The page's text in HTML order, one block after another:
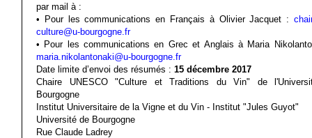
par mail à :
• Pour les communications en Français à Olivier Jacquet :
culture@u-bourgogne.fr
• Pour les communications en Grec et Anglais à Maria
maria.nikolantonaki@u-bourgogne.fr
Date limite d’envoi des résumés : 15 décembre 2017
Chaire UNESCO "Culture et Traditions du Vin" de
Bourgogne
Institut Universitaire de la Vigne et du Vin - Institut "Jules Guyot"
Université de Bourgogne
Rue Claude Ladrey